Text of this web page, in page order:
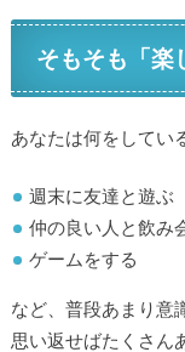
そもそも「楽
あなたは何をしてい
週末に友達と遊ぶ
仲の良い人と飲み
ゲームをする
など、普段あまり意
思い返せばたくさん